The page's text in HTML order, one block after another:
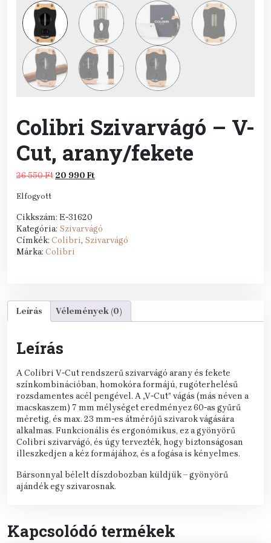
Colibri Szivarvágó – V-
Cut, arany/fekete
26 550Ft Original
550 Ft.
20 990 FtCurrent
Elfogyott
Cikkszám: E-31620
Kategória: Szivarvágó
Címkék: Colibri, Szivarvágó
Márka: Colibri
Leírás Vélemények (0)
Leírás
A Colibri V-Cut rendszerű szivarvágó arany és fekete
színkombinációban, homokóra formájú, rugóterhelésű
rozsdamentes acél pengével. A „V-Cut” vágás (más néven a
macskaszem) 7 mm mélységet eredményez 60-as gyűrű
méretig, és max. 23 mm-es átmérőjű szivarok vágására
alkalmas. Funkcionális és ergonómikus, ez a gyönyörű
Colibri szivarvágó, és úgy tervezték, hogy biztonságosan
illeszkedjen a kéz formájához, és a fogása is kényelmes.
Bársonnyal bélelt díszdobozban küldjük – gyönyörű
ajándék egy szivarosnak.
Kapcsolódó termékek